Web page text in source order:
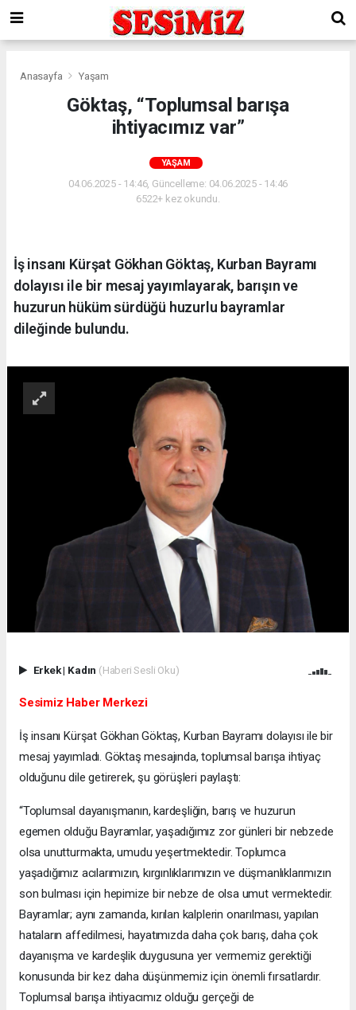
Anasayfa Yaşam
Göktaş, “Toplumsal barışa
ihtiyacımız var”
YAŞAM
04.06.2025 - 14:46, Güncelleme: 04.06.2025 - 14:46
6522+ kez okundu.
İş insanı Kürşat Gökhan Göktaş, Kurban Bayramı
dolayısı ile bir mesaj yayımlayarak, barışın ve
huzurun hüküm sürdüğü huzurlu bayramlar
dileğinde bulundu.
Erkek| Kadın (Haberi Sesli Oku)
Sesimiz Haber Merkezi
İş insanı Kürşat Gökhan Göktaş, Kurban Bayramı dolayısı ile bir
mesaj yayımladı. Göktaş mesajında, toplumsal barışa ihtiyaç
olduğunu dile getirerek, şu görüşleri paylaştı:
“Toplumsal dayanışmanın, kardeşliğin, barış ve huzurun
egemen olduğu Bayramlar, yaşadığımız zor günleri bir nebzede
olsa unutturmakta, umudu yeşertmektedir. Toplumca
yaşadığımız acılarımızın, kırgınlıklarımızın ve düşmanlıklarımızın
son bulması için hepimize bir nebze de olsa umut vermektedir.
Bayramlar; aynı zamanda, kırılan kalplerin onarılması, yapılan
hataların affedilmesi, hayatımızda daha çok barış, daha çok
dayanışma ve kardeşlik duygusuna yer vermemiz gerektiği
konusunda bir kez daha düşünmemiz için önemli fırsatlardır.
Toplumsal barışa ihtiyacımız olduğu gerçeği de